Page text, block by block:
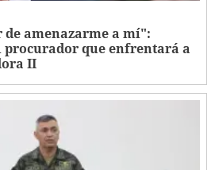
amenazarme a mí":
procurador que enfrentará a
II